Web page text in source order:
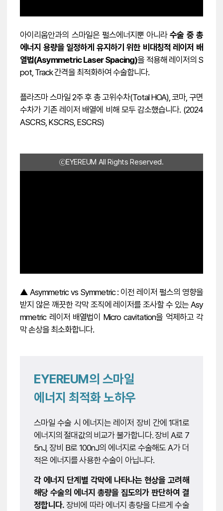
아이리움안과의 스마일은 펄스에너지뿐 아니라수술 중 총
에너지 용량을 일정하게 유지하기 위한 비대칭적 레이저 배
열법(Asymmetric Laser Spacing)을 적용해 레이저의 S
pot, Track 간격을 최적화하여 수술합니다.
플라즈마 스마일 2주 후 총 고위수차(Total HOA), 코마, 구면
수차가 기존 레이저 배열에 비해 모두 감소했습니다. (2024
ASCRS, KSCRS, ESCRS)
ⓒEYEREUM All Rights Reserved.
▲ Asymmetric vs Symmetric : 이전 레이저 펄스의 영향을
받지 않은 깨끗한 각막 조직에 레이저를 조사할 수 있는 Asy
mmetric 레이저 배열법이 Micro cavitation을 억제하고 각
막 손상을 최소화합니다.
EYEREUM의 스마일
에너지 최적화 노하우
스마일 수술 시 에너지는 레이저 장비 간에 1대1로
에너지의 절대값의 비교가 불가합니다. 장비 A로 7
5nJ, 장비 B로 100nJ의 에너지로 수술해도 A가 더
적은 에너지를 사용한 수술이 아닙니다.
각 에너지 단계별 각막에 나타나는 현상을 고려해
해당 수술의 에너지 총량을 집도의가 판단하여 결
정합니다. 장비에 따라 에너지 총량을 다르게 수술